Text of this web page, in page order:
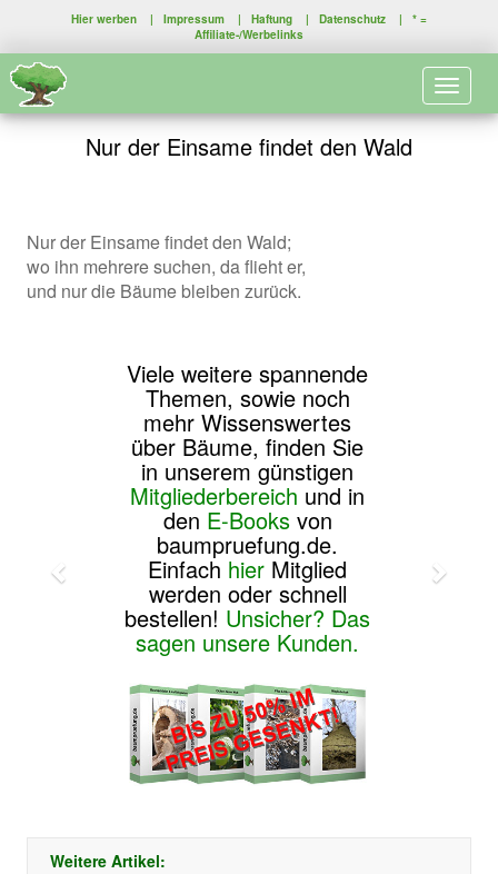
Hier werben | Impressum | Haftung | Datenschutz | * =
Affiliate-/Werbelinks
Nur der Einsame findet den Wald
Nur der Einsame findet den Wald;
wo ihn mehrere suchen, da flieht er,
und nur die Bäume bleiben zurück.
Viele weitere spannende
Themen, sowie noch
mehr Wissenswertes
über Bäume, finden Sie
in unserem günstigen
Mitgliederbereich und in
den E-Booksvon
baumpruefung.de.
Einfach hier Mitglied
werden oder schnell
bestellen! Unsicher? Das
sagen unsere Kunden.
Weitere Artikel: